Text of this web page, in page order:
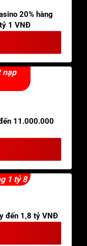
20% hàng
1 VNĐ
nạp
11.000.000
1 tỷ 8
đến 1,8 tỷ VNĐ